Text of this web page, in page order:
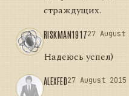
страждущих.
RISKMAN191727 August
Надеюсь успел)
ALEXFED27 August 2015